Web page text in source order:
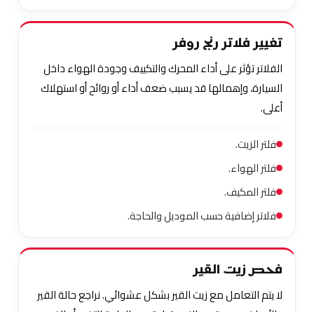
تغيير فلاتر رنج روفر
الفلاتر تؤثر على أداء المحرك والتكييف وجودة الهواء داخل
السيارة، وإهمالها قد يسبب ضعف أداء أو روائح أو استهلاك
أعلى.
فلتر الزيت.
فلتر الهواء.
فلتر المكيف.
فلاتر إضافية حسب الموديل والحاجة.
فحص زيت القير
لا يتم التعامل مع زيت القير بشكل عشوائي. نراجع حالة القير